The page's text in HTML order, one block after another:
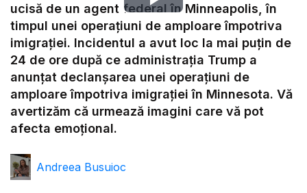
Play
Video
ucisă de un agent federal în Minneapolis, în
timpul unei operațiuni de amploare împotriva
imigrației. Incidentul a avut loc la mai puțin de
24 de ore după ce administrația Trump a
anunțat declanșarea unei operațiuni de
amploare împotriva imigrației în Minnesota. Vă
avertizăm că urmează imagini care vă pot
afecta emoțional.
Andreea Busuioc